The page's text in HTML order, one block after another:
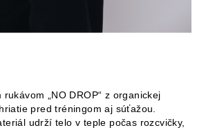
„NO DROP“ z organickej
pred tréningom aj súťažou.
udrží telo v teple počas rozcvičky,